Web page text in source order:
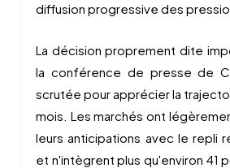
diffusion progressive des
La décision proprement dite
la conférence de presse de
scrutée pour apprécier la
mois. Les marchés ont
leurs anticipations avec le repli
et n'intègrent plus qu'environ 41